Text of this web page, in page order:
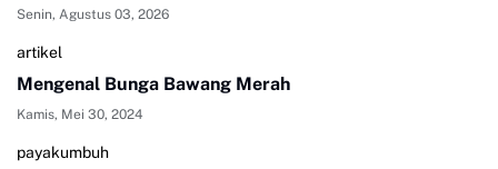
Senin, Agustus 03, 2026
artikel
Mengenal Bunga Bawang Merah
Kamis, Mei 30, 2024
payakumbuh